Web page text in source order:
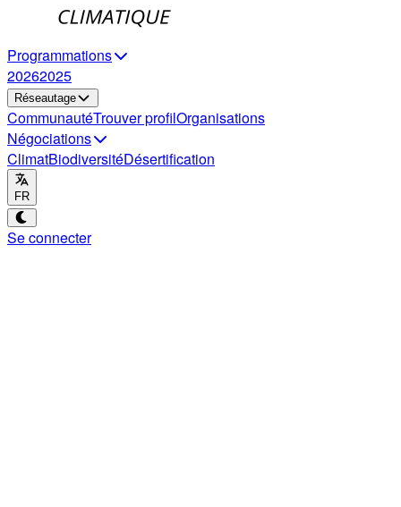
Programmations
20262025
Réseautage
CommunautéTrouver profilOrganisations
Négociations
ClimatBiodiversitéDésertification
FR
Se connecter